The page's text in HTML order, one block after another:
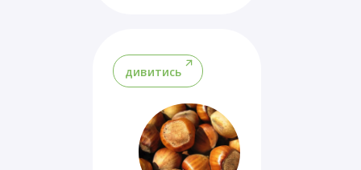
дивитись